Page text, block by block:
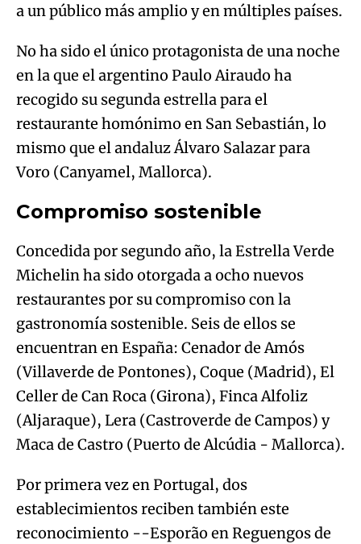
a un público más amplio y en múltiples países.
No ha sido el único protagonista de una noche
en la que el argentino Paulo Airaudo ha
recogido su segunda estrella para el
restaurante homónimo en San Sebastián, lo
mismo que el andaluz Álvaro Salazar para
Voro (Canyamel, Mallorca).
Compromiso sostenible
Concedida por segundo año, la Estrella Verde
Michelin ha sido otorgada a ocho nuevos
restaurantes por su compromiso con la
gastronomía sostenible. Seis de ellos se
encuentran en España: Cenador de Amós
(Villaverde de Pontones), Coque (Madrid), El
Celler de Can Roca (Girona), Finca Alfoliz
(Aljaraque), Lera (Castroverde de Campos) y
Maca de Castro (Puerto de Alcúdia - Mallorca).
Por primera vez en Portugal, dos
establecimientos reciben también este
reconocimiento --Esporão en Reguengos de